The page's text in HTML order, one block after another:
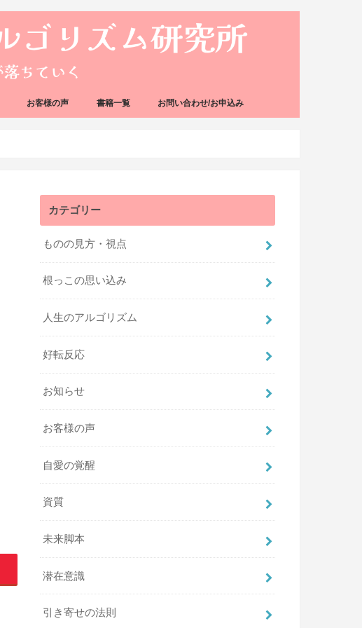
お客様の声 書籍一覧 お問い合わせ/お申込み
カテゴリー
ものの見方・視点
根っこの思い込み
人生のアルゴリズム
好転反応
お知らせ
お客様の声
自愛の覚醒
資質
未来脚本
潜在意識
引き寄せの法則